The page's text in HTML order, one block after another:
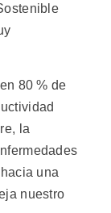
80 % de
la
una
nuestro